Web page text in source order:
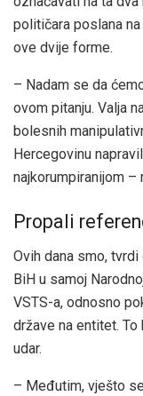
političara poslana
ove dvije forme.
– Nadam se da
ovom pitanju. Valja
bolesnih
Hercegovinu
najkorumpiranijom –
Propali
Ovih dana smo,
BiH u samoj
VSTS-a, odnosno
države na entitet.
udar.
– Međutim, vješto